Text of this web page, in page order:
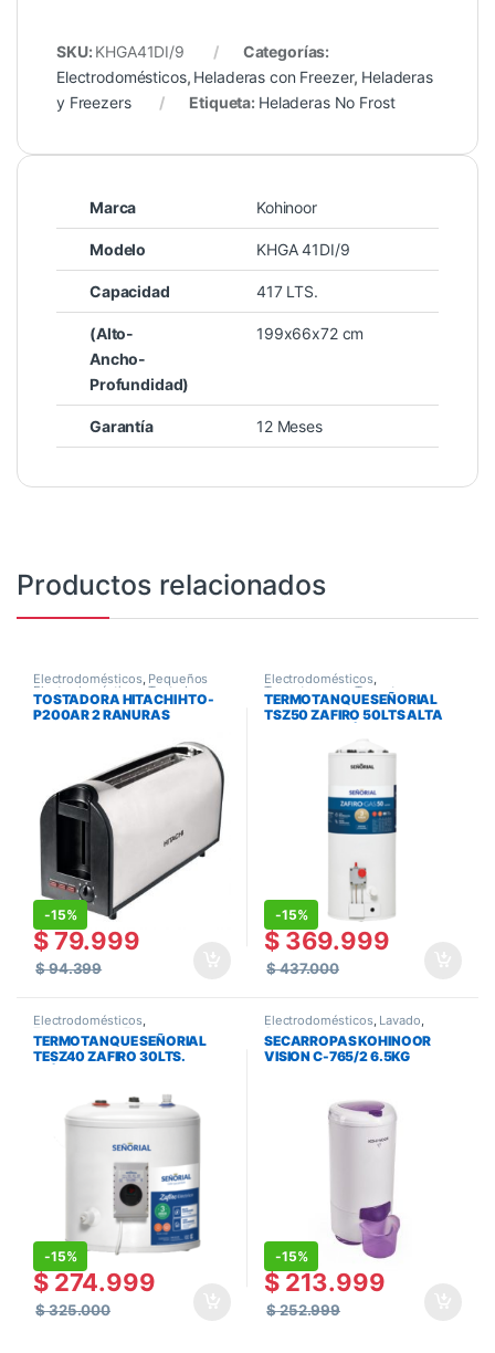
SKU: KHGA41DI/9
Categorías:
Electrodomésticos, Heladeras con Freezer, Heladeras
y Freezers
Etiqueta: Heladeras No Frost
Marca Kohinoor
Modelo KHGA 41DI/9
Capacidad 417 LTS.
(Alto-
Ancho-
Profundidad)
199x66x72 cm
Garantía 12 Meses
Productos relacionados
Electrodomésticos, Pequeños
Electrodomésticos,Tostadoras
TOSTADORA HITACHI HTO-
P200AR 2 RANURAS
-15%
$79.999
$94.399
Electrodomésticos,
Termotanques ,Termotanques y
Calefones
TERMOTANQUE SEÑORIAL
TSZ50 ZAFIRO 50LTS ALTA
-15%
$369.999
$437.000
Electrodomésticos,
Termotanques ,Termotanques y
Calefones
TERMOTANQUE SEÑORIAL
TESZ40 ZAFIRO 30LTS.
-15%
$274.999
$325.000
Electrodomésticos, Lavado,
Secarropas
SECARROPAS KOHINOOR
VISION C-765/2 6.5KG
-15%
$213.999
$252.999